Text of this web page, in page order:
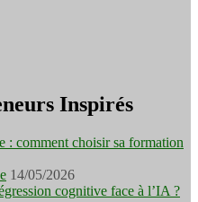
Inspirés
: comment choisir sa formation
14/05/2026
cognitive face à l’IA ?